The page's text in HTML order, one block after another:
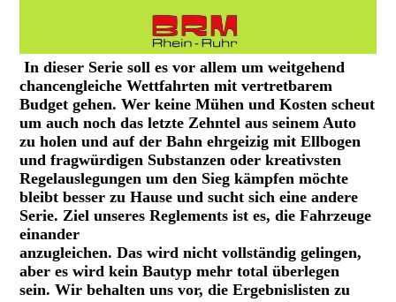
In dieser Serie soll es vor allem um weitgehend
chancengleiche Wettfahrten mit vertretbarem
Budget gehen. Wer keine Mühen und Kosten scheut
um auch noch das letzte Zehntel aus seinem Auto
zu holen und auf der Bahn ehrgeizig mit Ellbogen
und fragwürdigen Substanzen oder kreativsten
Regelauslegungen um den Sieg kämpfen möchte
bleibt besser zu Hause und sucht sich eine andere
Serie. Ziel unseres Reglements ist es, die Fahrzeuge
einander
anzugleichen. Das wird nicht vollständig gelingen,
aber es wird kein Bautyp mehr total überlegen
sein. Wir behalten uns vor, die Ergebnislisten zu